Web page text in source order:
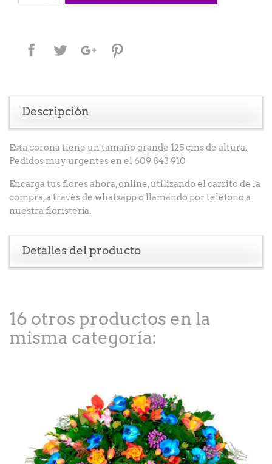
CompartirTuitear Google+
Descripción
Esta corona tiene un tamaño grande 125 cms de altura.
Pedidos muy urgentes en el 609 843 910
Encarga tus flores ahora, online, utilizando el carrito de la
compra, a través de whatsapp o llamando por teléfono a
nuestra floristería.
Detalles del producto
16 otros productos en la
misma categoría: